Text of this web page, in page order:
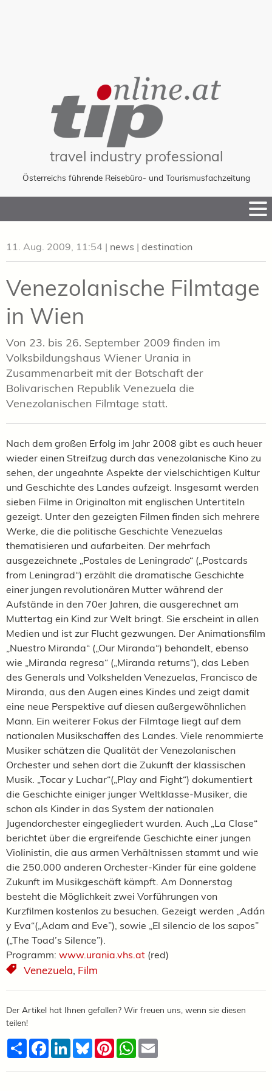
travel industry professional
Österreichs führende Reisebüro- und Tourismusfachzeitung
to
11. Aug. 2009, 11:54 | news | destination
Venezolanische Filmtage
in Wien
Von 23. bis 26. September 2009 finden im
Volksbildungshaus Wiener Urania in
Zusammenarbeit mit der Botschaft der
Bolivarischen Republik Venezuela die
Venezolanischen Filmtage statt.
Nach dem großen Erfolg im Jahr 2008 gibt es auch heuer
wieder einen Streifzug durch das venezolanische Kino zu
sehen, der ungeahnte Aspekte der vielschichtigen Kultur
und Geschichte des Landes aufzeigt. Insgesamt werden
sieben Filme in Originalton mit englischen Untertiteln
gezeigt. Unter den gezeigten Filmen finden sich mehrere
Werke, die die politische Geschichte Venezuelas
thematisieren und aufarbeiten. Der mehrfach
ausgezeichnete „Postales de Leningrado“ („Postcards
from Leningrad“) erzählt die dramatische Geschichte
einer jungen revolutionären Mutter während der
Aufstände in den 70er Jahren, die ausgerechnet am
Muttertag ein Kind zur Welt bringt. Sie erscheint in allen
Medien und ist zur Flucht gezwungen. Der Animationsfilm
„Nuestro Miranda“ („Our Miranda“) behandelt, ebenso
wie „Miranda regresa“ („Miranda returns“), das Leben
des Generals und Volkshelden Venezuelas, Francisco de
Miranda, aus den Augen eines Kindes und zeigt damit
eine neue Perspektive auf diesen außergewöhnlichen
Mann. Ein weiterer Fokus der Filmtage liegt auf dem
nationalen Musikschaffen des Landes. Viele renommierte
Musiker schätzen die Qualität der Venezolanischen
Orchester und sehen dort die Zukunft der klassischen
Musik. „Tocar y Luchar“(„Play and Fight“) dokumentiert
die Geschichte einiger junger Weltklasse-Musiker, die
schon als Kinder in das System der nationalen
Jugendorchester eingegliedert wurden. Auch „La Clase“
berichtet über die ergreifende Geschichte einer jungen
Violinistin, die aus armen Verhältnissen stammt und wie
die 250.000 anderen Orchester-Kinder für eine goldene
Zukunft im Musikgeschäft kämpft. Am Donnerstag
besteht die Möglichkeit zwei Vorführungen von
Kurzfilmen kostenlos zu besuchen. Gezeigt werden „Adán
y Eva“(„Adam and Eve”), sowie „El silencio de los sapos”
(„The Toad’s Silence”).
Programm: www.urania.vhs.at (red)
Venezuela, Film
Der Artikel hat Ihnen gefallen? Wir freuen uns, wenn sie diesen
teilen!
TeilenFacebook
LinkedInBlueskyPinterestWhatsApp